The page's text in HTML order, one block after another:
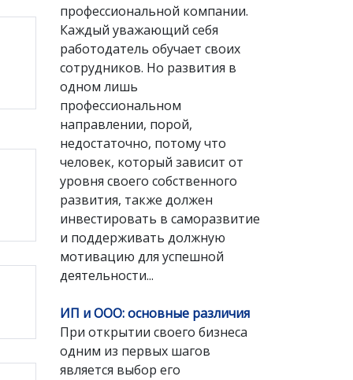
профессиональной компании.
Каждый уважающий себя
работодатель обучает своих
сотрудников. Но развития в
одном лишь
профессиональном
направлении, порой,
недостаточно, потому что
человек, который зависит от
уровня своего собственного
развития, также должен
инвестировать в саморазвитие
и поддерживать должную
мотивацию для успешной
деятельности...
ИП и ООО: основные различия
При открытии своего бизнеса
одним из первых шагов
является выбор его